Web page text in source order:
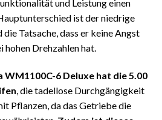
und Leistung einen
ist der niedrige
Tatsache, dass er keine Angst
Drehzahlen hat.
WM1100C-6 Deluxe hat die 5.00
, die tadellose Durchgängigkeit
Pflanzen, da das Getriebe die